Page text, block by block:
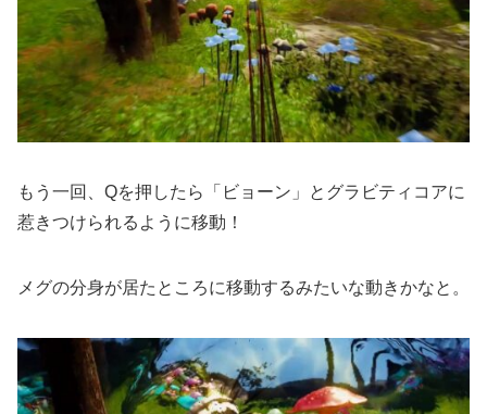
もう一回、Qを押したら「ビョーン」とグラビティコアに
惹きつけられるように移動！
メグの分身が居たところに移動するみたいな動きかなと。